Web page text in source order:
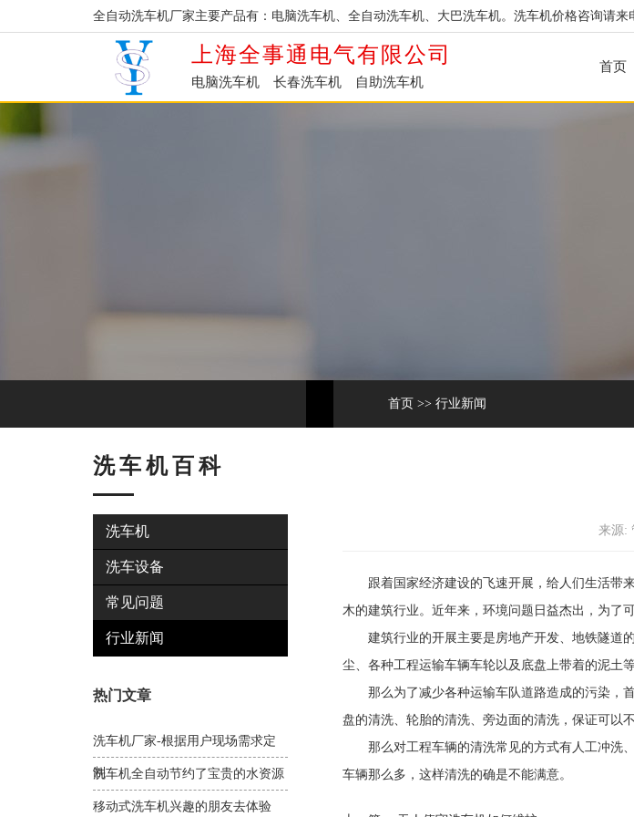
全自动洗车机厂家主要产品有：电脑洗车机、全自动洗车机、大巴洗车机。洗车机价格咨询请来
上海全事通电气有限公司
电脑洗车机 长春洗车机 自助洗车机
首页
首页 >> 行业新闻
洗车机百科
洗车机
洗车设备
常见问题
行业新闻
热门文章
洗车机厂家-根据用户现场需求定
制
洗车机全自动节约了宝贵的水资源
移动式洗车机兴趣的朋友去体验
来源:
跟着国家经济建设的飞速开展，给人们生活带来
木的建筑行业。近年来，环境问题日益杰出，为了
建筑行业的开展主要是房地产开发、地铁隧道的
尘、各种工程运输车辆车轮以及底盘上带着的泥土
那么为了减少各种运输车队道路造成的污染，首
盘的清洗、轮胎的清洗、旁边面的清洗，保证可以
那么对工程车辆的清洗常见的方式有人工冲洗、
车辆那么多，这样清洗的确是不能满意。